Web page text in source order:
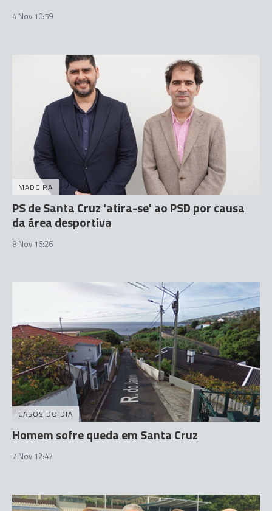
4 Nov 10:59
MADEIRA
PS de Santa Cruz 'atira-se' ao PSD por causa
da área desportiva
8 Nov 16:26
CASOS DO DIA
Homem sofre queda em Santa Cruz
7 Nov 12:47